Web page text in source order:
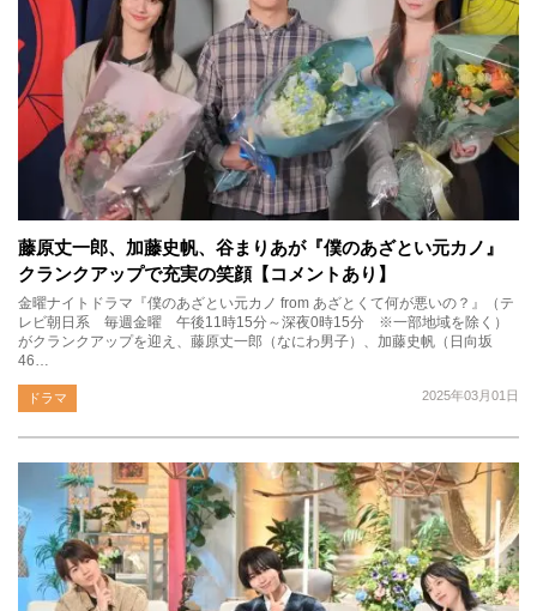
藤原丈一郎、加藤史帆、谷まりあが『僕のあざとい元カノ』
クランクアップで充実の笑顔【コメントあり】
金曜ナイトドラマ『僕のあざとい元カノ from あざとくて何が悪いの？』（テ
レビ朝日系 毎週金曜 午後11時15分～深夜0時15分 ※一部地域を除く）
がクランクアップを迎え、藤原丈一郎（なにわ男子）、加藤史帆（日向坂
46…
2025年03月01日
ドラマ